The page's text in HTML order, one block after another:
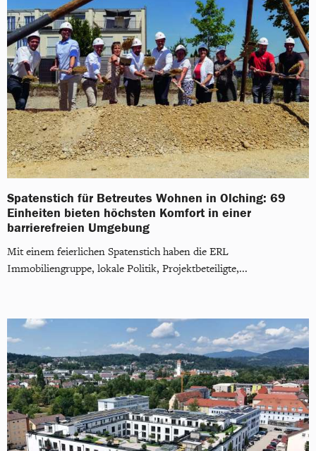
Spatenstich für Betreutes Wohnen in Olching: 69
Einheiten bieten höchsten Komfort in einer
barrierefreien Umgebung
Mit einem feierlichen Spatenstich haben die ERL
Immobiliengruppe, lokale Politik, Projektbeteiligte,...